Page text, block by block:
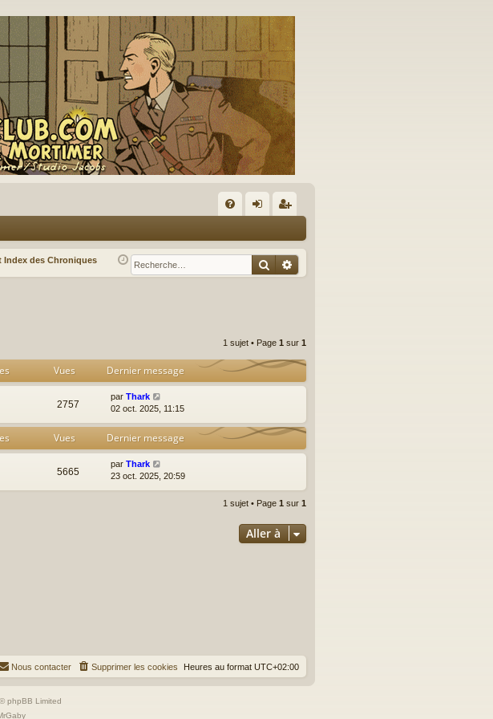
Q ne
xi
nr
eg
r
Index des Chroniques Rechercher
Recherche avancée
1 sujet • Page 1 sur 1
Vues Dernier message
2757
par Thark
02 oct. 2025, 11:15
Vues Dernier message
5665
par Thark
23 oct. 2025, 20:59
1 sujet • Page 1 sur 1
Aller à
Heures au format UTC+02:00
Supprimer les cookies
Nous contacter
phpBB Limited